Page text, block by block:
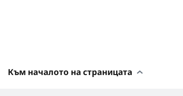
Към началото на страницата